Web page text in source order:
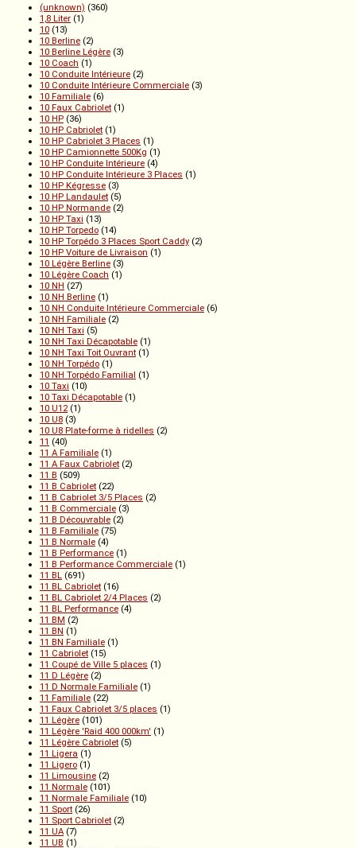
(unknown) (360)
1,8 Liter (1)
10 (13)
10 Berline (2)
10 Berline Légère (3)
10 Coach (1)
10 Conduite Intérieure (2)
10 Conduite Intérieure Commerciale (3)
10 Familiale (6)
10 Faux Cabriolet (1)
10 HP (36)
10 HP Cabriolet (1)
10 HP Cabriolet 3 Places (1)
10 HP Camionnette 500Kg (1)
10 HP Conduite Intérieure (4)
10 HP Conduite Intérieure 3 Places (1)
10 HP Kégresse (3)
10 HP Landaulet (5)
10 HP Normande (2)
10 HP Taxi (13)
10 HP Torpedo (14)
10 HP Torpédo 3 Places Sport Caddy (2)
10 HP Voiture de Livraison (1)
10 Légère Berline (3)
10 Légère Coach (1)
10 NH (27)
10 NH Berline (1)
10 NH Conduite Intérieure Commerciale (6)
10 NH Familiale (2)
10 NH Taxi (5)
10 NH Taxi Décapotable (1)
10 NH Taxi Toit Ouvrant (1)
10 NH Torpédo (1)
10 NH Torpédo Familial (1)
10 Taxi (10)
10 Taxi Décapotable (1)
10 U12 (1)
10 U8 (3)
10 U8 Plate-forme à ridelles (2)
11 (40)
11 A Familiale (1)
11 A Faux Cabriolet (2)
11 B (509)
11 B Cabriolet (22)
11 B Cabriolet 3/5 Places (2)
11 B Commerciale (3)
11 B Découvrable (2)
11 B Familiale (75)
11 B Normale (4)
11 B Performance (1)
11 B Performance Commerciale (1)
11 BL (691)
11 BL Cabriolet (16)
11 BL Cabriolet 2/4 Places (2)
11 BL Performance (4)
11 BM (2)
11 BN (1)
11 BN Familiale (1)
11 Cabriolet (15)
11 Coupé de Ville 5 places (1)
11 D Légère (2)
11 D Normale Familiale (1)
11 Familiale (22)
11 Faux Cabriolet 3/5 places (1)
11 Légère (101)
11 Légère 'Raid 400 000km' (1)
11 Légère Cabriolet (5)
11 Ligera (1)
11 Ligero (1)
11 Limousine (2)
11 Normale (101)
11 Normale Familiale (10)
11 Sport (26)
11 Sport Cabriolet (2)
11 UA (7)
11 UB (1)